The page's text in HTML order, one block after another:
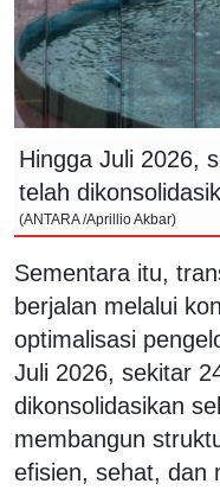
Hingga Juli 2026,
telah
(ANTARA /Aprillio Akbar)
Sementara itu,
berjalan melalui
optimalisasi
Juli 2026, sekitar
dikonsolidasikan
membangun
efisien, sehat, dan